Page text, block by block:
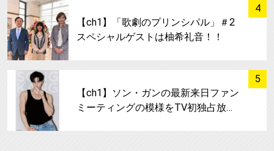
4
サムネイル
【ch1】「歌劇のプリンシパル」＃2
スペシャルゲストは柚希礼音！！
5
【ch1】ソン・ガンの最新来日ファン
ミーティングの模様をTV初独占放…